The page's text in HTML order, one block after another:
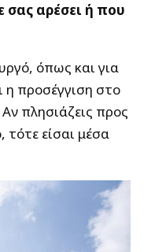
σας αρέσει ή που
όπως και για
η προσέγγιση στο
πλησιάζεις προς
τότε είσαι μέσα